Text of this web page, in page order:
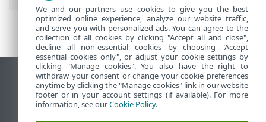
Переглянути повну версію
End of Life
База знань ESET
We and our partners use cookies to give you the best
optimized online experience, analyze our website traffic,
and serve you with personalized ads. You can agree to the
collection of all cookies by clicking "Accept all and close",
decline all non-essential cookies by choosing "Accept
essential cookies only", or adjust your cookie settings by
clicking "Manage cookies". You also have the right to
withdraw your consent or change your cookie preferences
anytime by clicking the "Manage cookies" link in our website
footer or in your account settings (if available). For more
information, see ourCookie Policy.